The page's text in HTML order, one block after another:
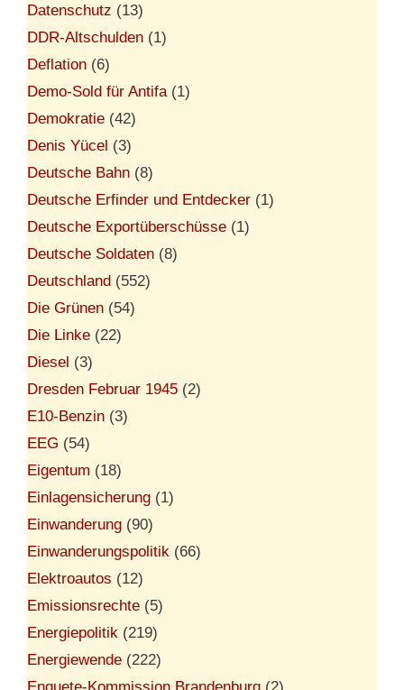
Datenschutz (13)
DDR-Altschulden (1)
Deflation (6)
Demo-Sold für Antifa(1)
Demokratie (42)
Denis Yücel (3)
Deutsche Bahn (8)
Deutsche Erfinder und Entdecker (1)
Deutsche Exportüberschüsse (1)
Deutsche Soldaten (8)
Deutschland (552)
Die Grünen (54)
Die Linke (22)
Diesel (3)
Dresden Februar 1945 (2)
E10-Benzin (3)
EEG (54)
Eigentum (18)
Einlagensicherung (1)
Einwanderung (90)
Einwanderungspolitik (66)
Elektroautos (12)
Emissionsrechte (5)
Energiepolitik (219)
Energiewende (222)